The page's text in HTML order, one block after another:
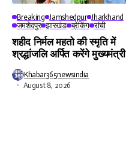
Breaking Jamshedpur Jharkhand
जमशेदपुर झारखंड ब्रेकिंग रांची
शहीद निर्मल महतो की स्मृति में
श्रद्धांजलि अर्पित करेंगे मुख्यमंत्री
Khabar365newsindia
August 8, 2026